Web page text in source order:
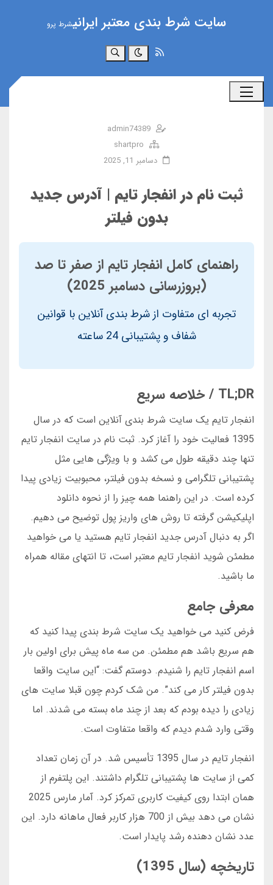
سایت شرط بندی معتبر ایرانیشرط پرو
جستجو
admin74389
shartpro
دسامبر 11, 2025
ثبت نام در انفجار تایم | آدرس جدید
بدون فیلتر
راهنمای کامل انفجار تایم از صفر تا صد
(بروزرسانی دسامبر 2025)
تجربه ای متفاوت از شرط بندی آنلاین با قوانین
شفاف و پشتیبانی 24 ساعته
TL;DR / خلاصه سریع
انفجار تایم یک سایت شرط بندی آنلاین است که در سال
1395 فعالیت خود را آغاز کرد. ثبت نام در سایت انفجار تایم
تنها چند دقیقه طول می کشد و با ویژگی هایی مثل
پشتیبانی تلگرامی و نسخه بدون فیلتر، محبوبیت زیادی پیدا
کرده است. در این راهنما همه چیز را از نحوه دانلود
اپلیکیشن گرفته تا روش های واریز پول توضیح می دهیم.
اگر به دنبال آدرس جدید انفجار تایم هستید یا می خواهید
مطمئن شوید انفجار تایم معتبر است، تا انتهای مقاله همراه
ما باشید.
معرفی جامع
فرض کنید می خواهید یک سایت شرط بندی پیدا کنید که
هم سریع باشد هم مطمئن. من سه ماه پیش برای اولین بار
اسم انفجار تایم را شنیدم. دوستم گفت: “این سایت واقعا
بدون فیلتر کار می کند”. من شک کردم چون قبلا سایت های
زیادی را دیده بودم که بعد از چند ماه بسته می شدند. اما
وقتی وارد شدم دیدم که واقعا متفاوت است.
انفجار تایم در سال 1395 تأسیس شد. در آن زمان تعداد
کمی از سایت ها پشتیبانی تلگرام داشتند. این پلتفرم از
همان ابتدا روی کیفیت کاربری تمرکز کرد. آمار مارس 2025
نشان می دهد بیش از 700 هزار کاربر فعال ماهانه دارد. این
عدد نشان دهنده رشد پایدار است.
تاریخچه (سال 1395)